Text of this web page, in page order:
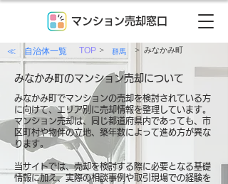
マンション売却窓口
≪ 自治体一覧 TOP > 群馬 > みなかみ町
みなかみ町のマンション売却について
みなかみ町でマンションの売却を検討されている方
に向けて、エリア別に売却情報を整理しています。
マンション売却は、同じ都道府県内であっても、市
区町村や物件の立地、築年数によって進め方が異な
ります。
当サイトでは、売却を検討する際に必要となる基礎
情報に加え、実際の相談事例や取引現場での経験を